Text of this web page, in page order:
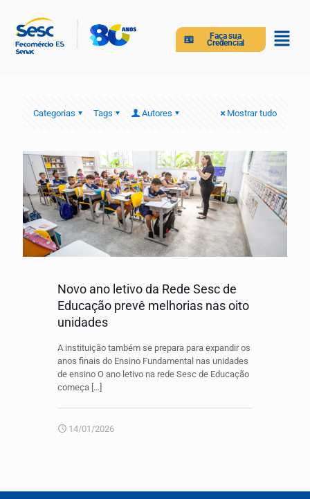
Faça sua
Credencial
Categorias Tags Autores Mostrar tudo
Novo ano letivo da Rede Sesc de
Educação prevê melhorias nas oito
unidades
A instituição também se prepara para expandir os
anos finais do Ensino Fundamental nas unidades
de ensino O ano letivo na rede Sesc de Educação
começa […]
14/01/2026